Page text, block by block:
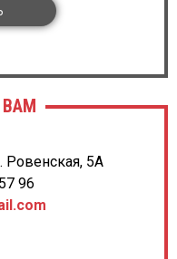
ВАМ
Ровенская, 5А
96